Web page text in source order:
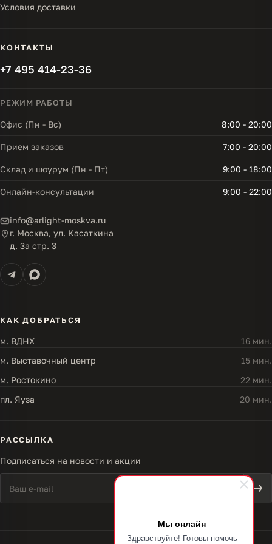
Мы онлайн
Здравствуйте! Готовы помочь
Условия доставки
КОНТАКТЫ
+7 495 414-23-36
РЕЖИМ РАБОТЫ
Офис (Пн - Вс) 8:00 - 20:00
Прием заказов 7:00 - 20:00
Склад и шоурум (Пн - Пт) 9:00 - 18:00
Онлайн-консультации 9:00 - 22:00
info@arlight-moskva.ru
г. Москва, ул. Касаткина
д. 3а стр. 3
КАК ДОБРАТЬСЯ
м. ВДНХ
16 мин.
м. Выставочный центр
15 мин.
м. Ростокино
22 мин.
пл. Яуза
20 мин.
РАССЫЛКА
Подписаться на новости и акции